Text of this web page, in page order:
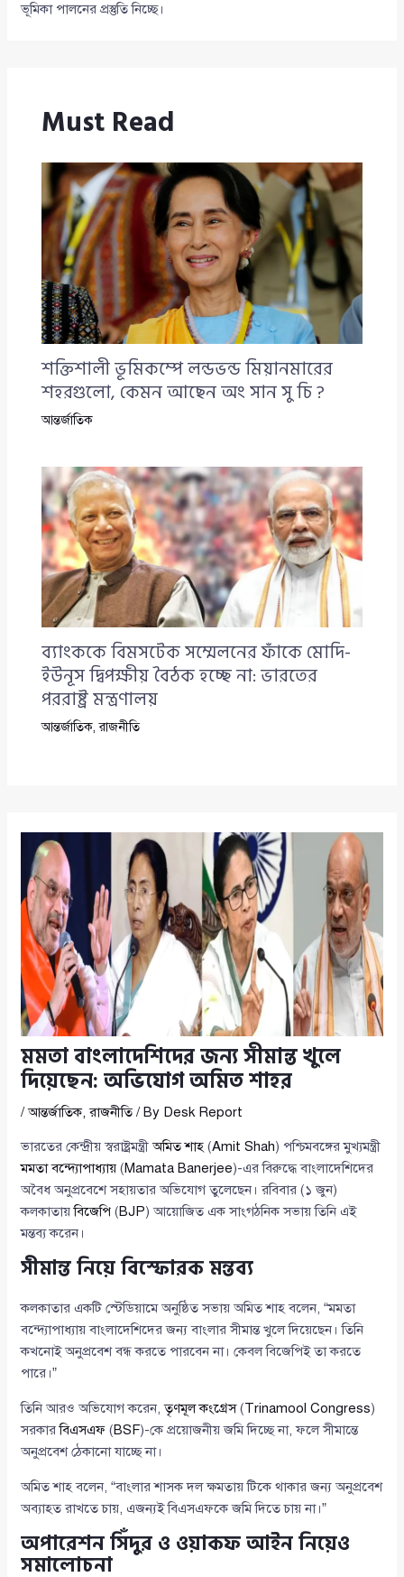
ভূমিকা পালনের প্রস্তুতি নিচ্ছে।
Must Read
শক্তিশালী ভূমিকম্পে লন্ডভন্ড মিয়ানমারের
শহরগুলো, কেমন আছেন অং সান সু চি ?
আন্তর্জাতিক
ব্যাংককে বিমসটেক সম্মেলনের ফাঁকে মোদি-
ইউনূস দ্বিপক্ষীয় বৈঠক হচ্ছে না: ভারতের
পররাষ্ট্র মন্ত্রণালয়
আন্তর্জাতিক,রাজনীতি
মমতা বাংলাদেশিদের জন্য সীমান্ত খুলে
দিয়েছেন: অভিযোগ অমিত শাহর
/আন্তর্জাতিক,রাজনীতি/ By Desk Report
ভারতের কেন্দ্রীয় স্বরাষ্ট্রমন্ত্রীঅমিত শাহ (Amit Shah) পশ্চিমবঙ্গের মুখ্যমন্ত্রী
মমতা বন্দ্যোপাধ্যায় (Mamata Banerjee)-এর বিরুদ্ধে বাংলাদেশিদের
অবৈধ অনুপ্রবেশে সহায়তার অভিযোগ তুলেছেন। রবিবার (১ জুন)
কলকাতায়বিজেপি (BJP) আয়োজিত এক সাংগঠনিক সভায় তিনি এই
মন্তব্য করেন।
সীমান্ত নিয়ে বিস্ফোরক মন্তব্য
কলকাতার একটি স্টেডিয়ামে অনুষ্ঠিত সভায় অমিত শাহ বলেন, “মমতা
বন্দ্যোপাধ্যায় বাংলাদেশিদের জন্য বাংলার সীমান্ত খুলে দিয়েছেন। তিনি
কখনোই অনুপ্রবেশ বন্ধ করতে পারবেন না। কেবল বিজেপিই তা করতে
পারে।”
তিনি আরও অভিযোগ করেন,তৃণমূল কংগ্রেস(Trinamool Congress)
সরকারবিএসএফ (BSF)-কে প্রয়োজনীয় জমি দিচ্ছে না, ফলে সীমান্তে
অনুপ্রবেশ ঠেকানো যাচ্ছে না।
অমিত শাহ বলেন, “বাংলার শাসক দল ক্ষমতায় টিকে থাকার জন্য অনুপ্রবেশ
অব্যাহত রাখতে চায়, এজন্যই বিএসএফকে জমি দিতে চায় না।”
অপারেশন সিঁদুর ও ওয়াকফ আইন নিয়েও
সমালোচনা